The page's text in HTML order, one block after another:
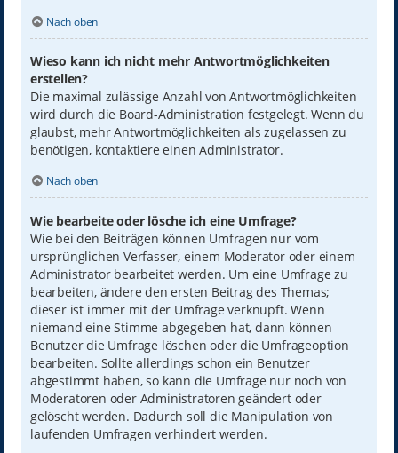
Nach oben
Wieso kann ich nicht mehr Antwortmöglichkeiten
erstellen?
Die maximal zulässige Anzahl von Antwortmöglichkeiten
wird durch die Board-Administration festgelegt. Wenn du
glaubst, mehr Antwortmöglichkeiten als zugelassen zu
benötigen, kontaktiere einen Administrator.
Nach oben
Wie bearbeite oder lösche ich eine Umfrage?
Wie bei den Beiträgen können Umfragen nur vom
ursprünglichen Verfasser, einem Moderator oder einem
Administrator bearbeitet werden. Um eine Umfrage zu
bearbeiten, ändere den ersten Beitrag des Themas;
dieser ist immer mit der Umfrage verknüpft. Wenn
niemand eine Stimme abgegeben hat, dann können
Benutzer die Umfrage löschen oder die Umfrageoption
bearbeiten. Sollte allerdings schon ein Benutzer
abgestimmt haben, so kann die Umfrage nur noch von
Moderatoren oder Administratoren geändert oder
gelöscht werden. Dadurch soll die Manipulation von
laufenden Umfragen verhindert werden.